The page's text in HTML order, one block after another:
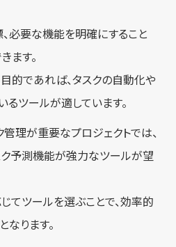
必要な機能を明確にすること
ます。
的であれば、タスクの自動化や
ツールが適しています。
管理が重要なプロジェクトでは、
ク予測機能が強力なツールが望
てツールを選ぶことで、効率的
ります。